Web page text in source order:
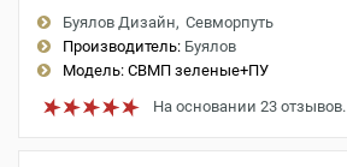
Буялов Дизайн Севморпуть
Производитель: Буялов
Модель: СВМП зеленые+ПУ
На основании 23 отзывов.